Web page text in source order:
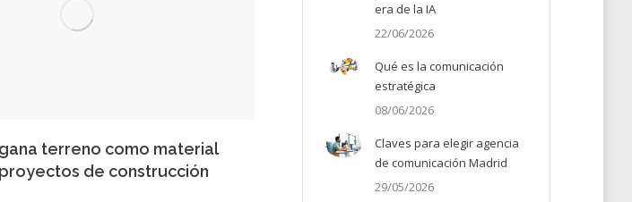
terreno como material
de construcción
era de la IA
22/06/2026
Qué es la comunicación
estratégica
08/06/2026
Claves para elegir agencia
de comunicación Madrid
29/05/2026